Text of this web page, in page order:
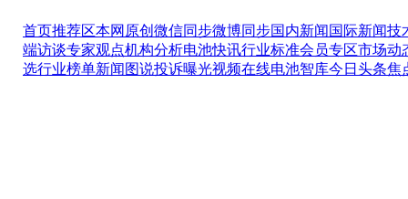
首页推荐区本网原创 微信同步微博同步国内新闻 国际新闻技
端访谈专家观点机构分析电池快讯行业标准会员专区市场动
选行业榜单新闻图说投诉曝光视频在线电池智库今日头条焦